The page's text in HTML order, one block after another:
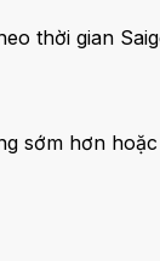
thời gian
sớm hơn